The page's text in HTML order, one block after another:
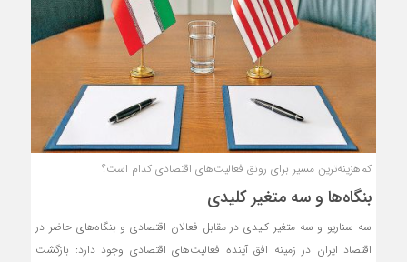
روبه‌رو خواهد شد و چشم‌انداز رشد اقتصادی کشور نیز، بهبودی نسبی تجربه
خواهد کرد. همچنین قیمت ارز و طلا در دوران اجرای تفاهم به ثبات خواهد
رسید. براساس تحلیل‌ها، با اجرای تفاهم و کاهش ریسک‌های سیاسی در
اقتصاد کشور، چشم‌انداز اقتصادی در حوزه‌های مسکن، خودرو، بورس و صنایع
نیز رو به بهبود خواهد بود.
کم‌هزینه‌ترین مسیر برای رونق فعالیت‌های اقتصادی کدام است؟
بنگاه‌ها و سه متغیر کلیدی
سه سناریو و سه متغیر کلیدی در مقابل فعالان اقتصادی و بنگاه‌های حاضر در
اقتصاد ایران در زمینه افق آینده فعالیت‌های اقتصادی وجود دارد: بازگشت